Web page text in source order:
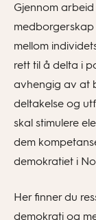
Gjennom
medborgerskap
mellom
rett til å delta i
avhengig av at
deltakelse og
skal stimulere
dem
demokratiet i
Her finner du
demokrati og